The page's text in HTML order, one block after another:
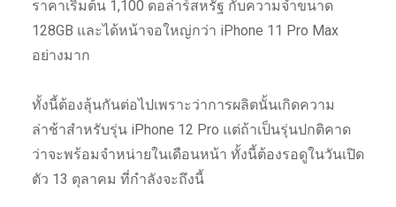
ราคาเริ่มต้น 1,100 ดอล่าร์สหรัฐ กับความจำขนาด
128GB และได้หน้าจอใหญ่กว่า iPhone 11 Pro Max
อย่างมาก
ทั้งนี้ต้องลุ้นกันต่อไปเพราะว่าการผลิตนั้นเกิดความ
ล่าช้าสำหรับรุ่น iPhone 12 Pro แต่ถ้าเป็นรุ่นปกติคาด
ว่าจะพร้อมจำหน่ายในเดือนหน้า ทั้งนี้ต้องรอดูในวันเปิด
ตัว 13 ตุลาคม ที่กำลังจะถึงนี้